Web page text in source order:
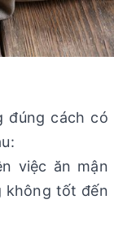
đúng cách có
việc ăn mận
không tốt đến